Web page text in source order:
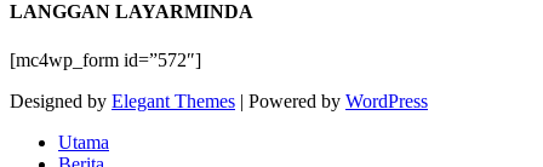
LANGGAN LAYARMINDA
[mc4wp_form id=”572″]
Designed by Elegant Themes | Powered by WordPress
Utama